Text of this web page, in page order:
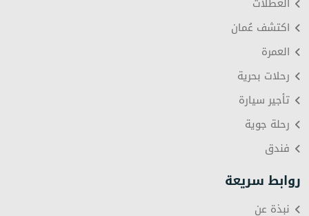
اكتشف عُمان
العمرة
رحلات بحرية
تأجير سيارة
رحلة جوية
فندق
روابط سريعة
نبذة عن